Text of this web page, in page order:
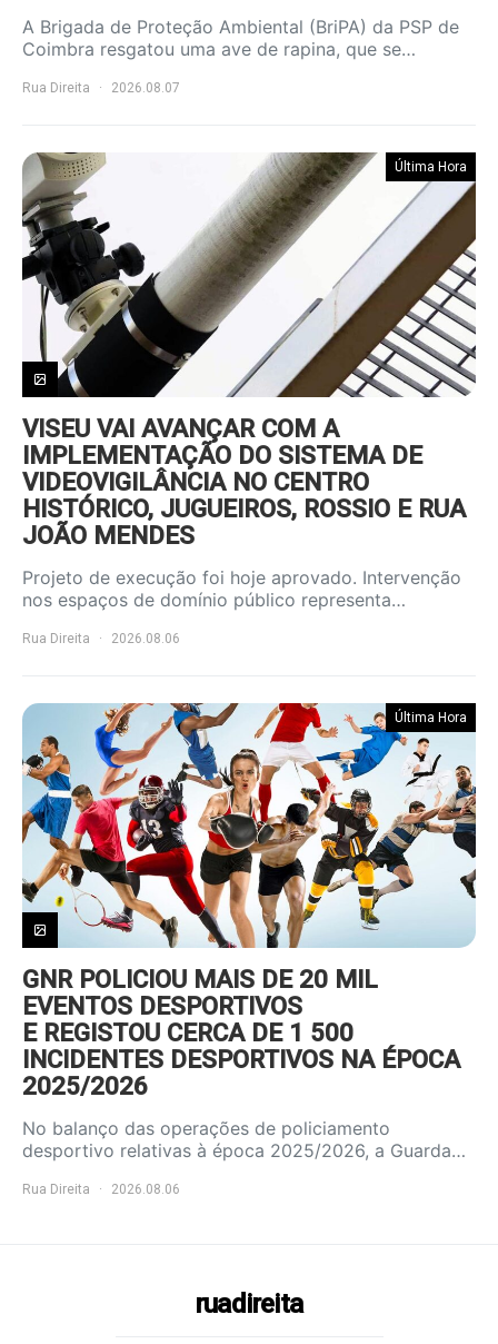
A Brigada de Proteção Ambiental (BriPA) da PSP de
Coimbra resgatou uma ave de rapina, que se…
Rua Direita 2026.08.07
Última Hora
VISEU VAI AVANÇAR COM A
IMPLEMENTAÇÃO DO SISTEMA DE
VIDEOVIGILÂNCIA NO CENTRO
HISTÓRICO, JUGUEIROS, ROSSIO E RUA
JOÃO MENDES
Projeto de execução foi hoje aprovado. Intervenção
nos espaços de domínio público representa…
Rua Direita 2026.08.06
Última Hora
GNR POLICIOU MAIS DE 20 MIL
EVENTOS DESPORTIVOS
E REGISTOU CERCA DE 1 500
INCIDENTES DESPORTIVOS NA ÉPOCA
2025/2026
No balanço das operações de policiamento
desportivo relativas à época 2025/2026, a Guarda…
Rua Direita 2026.08.06
ruadireita